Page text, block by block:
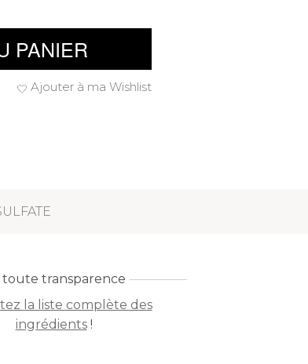
PANIER
Ajouter à ma Wishlist
toute transparence
la liste complète des
ingrédients!